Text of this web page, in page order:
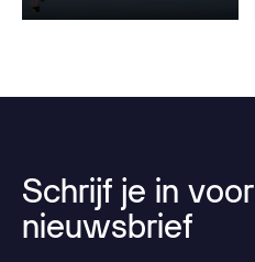
Schrijf je in voor
nieuwsbrief